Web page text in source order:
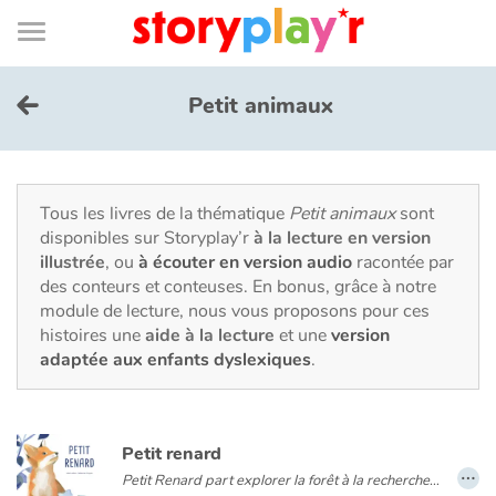
Connexion
Bibliothèque
de
page
Menu
Je me connecte
Tester gratuitement
Bibliothèque
Prix
Contes d'ici et d'ailleurs
Petit animaux
Tous les livres de la thématique Petit animauxsont
disponibles sur Storyplay’rà la lecture en version
illustrée, ou à écouter en version audio racontée par
des conteurs et conteuses. En bonus, grâce à notre
module de lecture, nous vous proposons pour ces
histoires uneaide à la lecture et uneversion
adaptée aux enfants dyslexiques.
Petit renard
Petit Renard part explorer la forêt à la recherche d’une proie à rapporter au terrier. Soudain, il voit une lumière brillante et magnifique... C’est décidé, c’est elle qu’il va attraper !
…